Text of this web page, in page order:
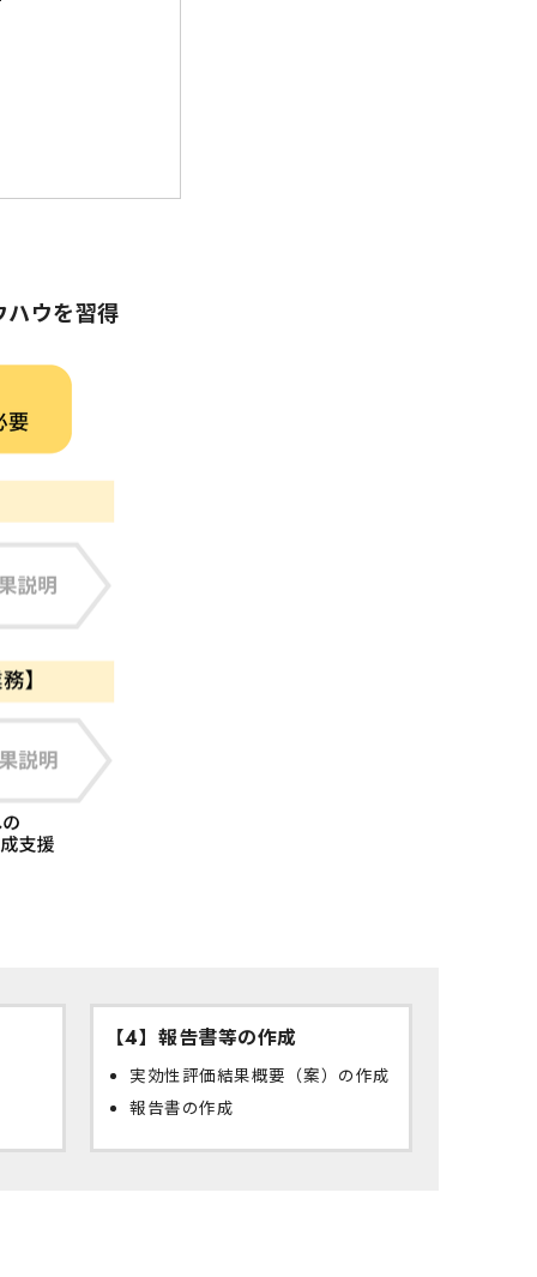
ハウを習得
【4】報告書等の作成
実効性評価結果概要（案）の作成
報告書の作成